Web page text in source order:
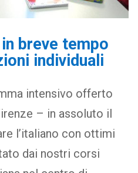
in breve tempo
individuali
intensivo offerto
– in assoluto il
l’italiano con ottimi
dai nostri corsi